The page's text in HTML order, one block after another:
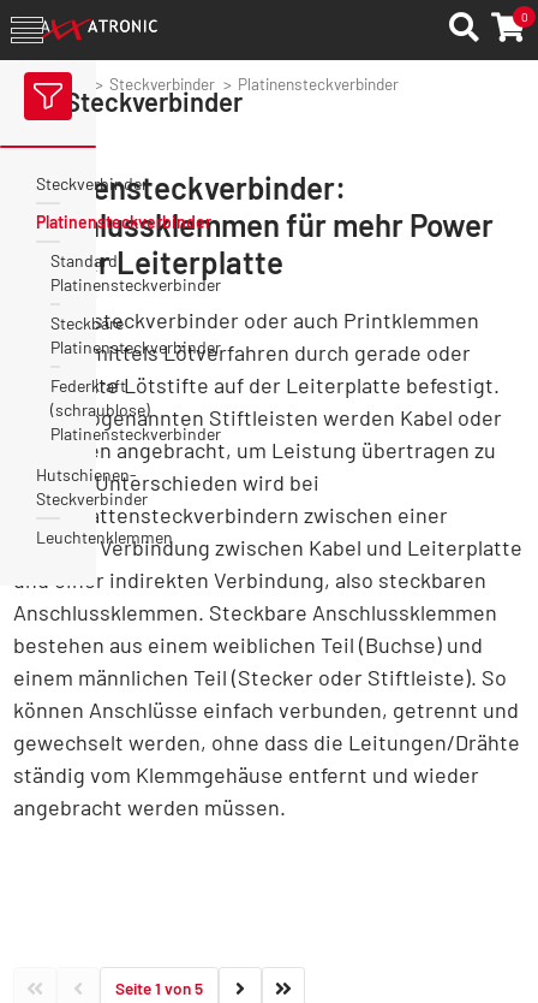
0
Axxatronic Steckverbinder Platinensteckverbinder
Platinensteckverbinder:
Anschlussklemmen für mehr Power
auf der Leiterplatte
Platinensteckverbinder oder auch Printklemmen
werden mittels Lötverfahren durch gerade oder
gewinkelte Lötstifte auf der Leiterplatte befestigt.
An die sogenannten Stiftleisten werden Kabel oder
Leitungen angebracht, um Leistung übertragen zu
können. Unterschieden wird bei
Leiterplattensteckverbindern zwischen einer
direkten Verbindung zwischen Kabel und Leiterplatte
und einer indirekten Verbindung, also steckbaren
Anschlussklemmen. Steckbare Anschlussklemmen
bestehen aus einem weiblichen Teil (Buchse) und
einem männlichen Teil (Stecker oder Stiftleiste). So
können Anschlüsse einfach verbunden, getrennt und
gewechselt werden, ohne dass die Leitungen/Drähte
ständig vom Klemmgehäuse entfernt und wieder
angebracht werden müssen.
Seite 1 von 5
Steckverbinder
Steckverbinder
Platinensteckverbinder
Standard
Platinensteckverbinder
Steckbare
Platinensteckverbinder
Federkraft
(schraublose)
Platinensteckverbinder
Hutschienen-
Steckverbinder
Leuchtenklemmen